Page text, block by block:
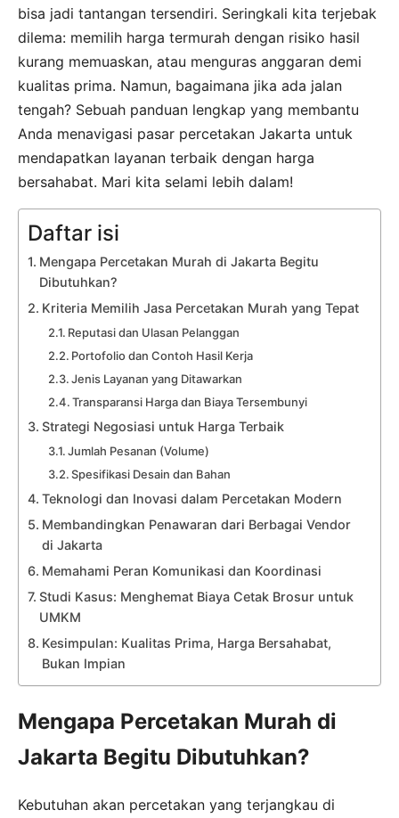
bisa jadi tantangan tersendiri. Seringkali kita terjebak
dilema: memilih harga termurah dengan risiko hasil
kurang memuaskan, atau menguras anggaran demi
kualitas prima. Namun, bagaimana jika ada jalan
tengah? Sebuah panduan lengkap yang membantu
Anda menavigasi pasar percetakan Jakarta untuk
mendapatkan layanan terbaik dengan harga
bersahabat. Mari kita selami lebih dalam!
Daftar isi
Mengapa Percetakan Murah di Jakarta Begitu
Dibutuhkan?
Kriteria Memilih Jasa Percetakan Murah yang Tepat
Reputasi dan Ulasan Pelanggan
Portofolio dan Contoh Hasil Kerja
Jenis Layanan yang Ditawarkan
Transparansi Harga dan Biaya Tersembunyi
Strategi Negosiasi untuk Harga Terbaik
Jumlah Pesanan (Volume)
Spesifikasi Desain dan Bahan
Teknologi dan Inovasi dalam Percetakan Modern
Membandingkan Penawaran dari Berbagai Vendor
di Jakarta
Memahami Peran Komunikasi dan Koordinasi
Studi Kasus: Menghemat Biaya Cetak Brosur untuk
UMKM
Kesimpulan: Kualitas Prima, Harga Bersahabat,
Bukan Impian
Mengapa Percetakan Murah di
Jakarta Begitu Dibutuhkan?
Kebutuhan akan percetakan yang terjangkau di